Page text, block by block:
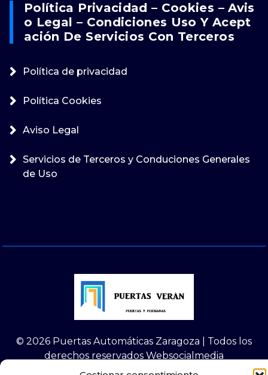
Política Privacidad – Cookies – Avis
O Legal – Condiciones Uso Y Acept
Ación De Servicios Con Terceros
Política de privacidad
Política Cookies
Aviso Legal
Servicios de Terceros y Conduciones Generales
de Uso
© 2026 Puertas Automáticas Zaragoza | Todos los
derechos reservados Websocialmedia